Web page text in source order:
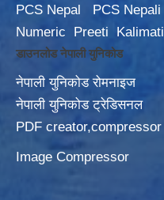
PCS Nepal PCS Nepali
Numeric
Preeti Kalimati
डाउनलोड नेपाली युनिकोड
नेपाली युनिकोड रोमनाइज
नेपाली युनिकोड ट्रेडिसनल
PDF creator,compressor
Image Compressor